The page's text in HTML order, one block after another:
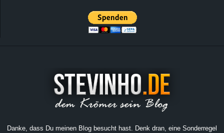
Danke, dass Du meinen Blog besucht hast. Denk dran, eine Sonderregel